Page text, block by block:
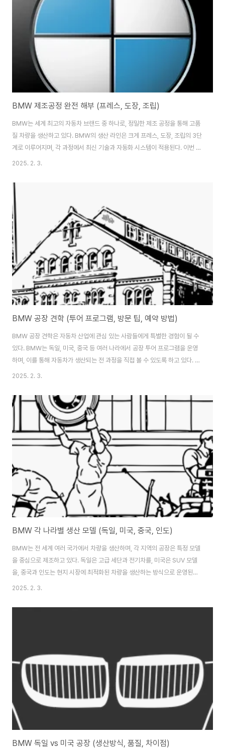
System)란?- 관세청에서 운영하는 전자통관 시스템으로 ..
BMW 제조공정 완전 해부 (프레스, 도장, 조립)
BMW는 세계 최고의 자동차 브랜드 중 하나로, 정밀한 제조 공정을 통해 고품
질 차량을 생산하고 있다. BMW의 생산 라인은 크게 프레스, 도장, 조립의 3단
계로 이루어지며, 각 과정에서 최신 기술과 자동화 시스템이 적용된다. 이번 글
에서는 BMW의 제조 공정을 단계별로 살펴보고, 생산 과정에서 활용되는 첨단
BMW의 차체를 형성하는 단계로, 강철이나 알루미늄 판을 원하는 형태로 가공
하는 과정이다. 이 과정에서는 고강도 강철과 알루미늄이 사용되어 차량의 경
량화와 강성을 동시에 강화할 수 있도록 설계되었다. 5,000톤 이상의 프레스
기계가 동원되며, 이를 통해 정밀한 차체 형상이 구현된다. 또한, 프레스 공정은
완전 자동화 시스템이..
2025. 2. 3.
BMW 공장 견학 (투어 프로그램, 방문 팁, 예약 방법)
BMW 공장 견학은 자동차 산업에 관심 있는 사람들에게 특별한 경험이 될 수
있다. BMW는 독일, 미국, 중국 등 여러 나라에서 공장 투어 프로그램을 운영
하며, 이를 통해 자동차가 생산되는 전 과정을 직접 볼 수 있도록 하고 있다. 이
번 글에서는 BMW 공장 견학 프로그램의 구성과 방문 시 유용한 팁, 그리고 예
주요 공장에서 방문객을 위한 투어 프로그램을 운영하며, 견학을 통해 자동차
가 만들어지는 과정을 직접 체험할 수 있는 기회를 제공한다. 대표적인 견학 가
능 지역으로는 독일 뮌헨 BMW 본사 공장, 딩골핑 공장, 미국 스파르탄버그 공
장, 중국 선양 공장이 있다. 뮌헨 BMW 본사 공장은 BMW의 브랜드 역사를 살
펴볼 수 있..
2025. 2. 3.
BMW 각 나라별 생산 모델 (독일, 미국, 중국, 인도)
BMW는 전 세계 여러 국가에서 차량을 생산하며, 각 지역의 공장은 특정 모델
을 중심으로 제조하고 있다. 독일은 고급 세단과 전기차를, 미국은 SUV 모델
을, 중국과 인도는 현지 시장에 최적화된 차량을 생산하는 방식으로 운영된다.
이번 글에서는 BMW의 주요 생산국별 제조 모델을 비교 분석해 보겠다. 독일
드의 핵심 기술이 집약된 곳으로, 프리미엄 세단과 전기차, 고성능 M 모델이 주
BMW i4가 생산되..
2025. 2. 3.
BMW 독일 vs 미국 공장 (생산방식, 품질, 차이점)